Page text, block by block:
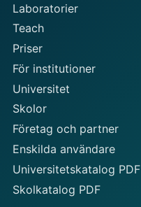
Laboratorier
Teach
Priser
För institutioner
Universitet
Skolor
Företag och partner
Enskilda användare
Universitetskatalog PDF
Skolkatalog PDF